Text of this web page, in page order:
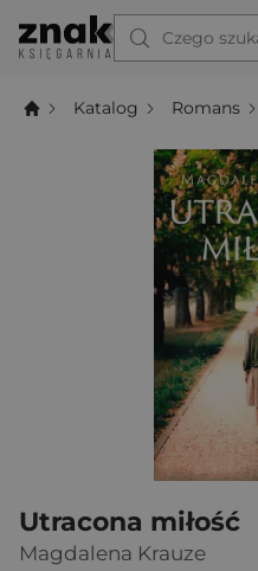
Czego
Katalog Romans
Utracona miłość
Magdalena Krauze